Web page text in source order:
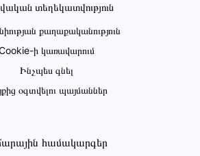
տեղեկատվություն
քաղաքականություն
ի կառավարում
Ինչպես գնել
օգտվելու պայմաններ
համակարգեր